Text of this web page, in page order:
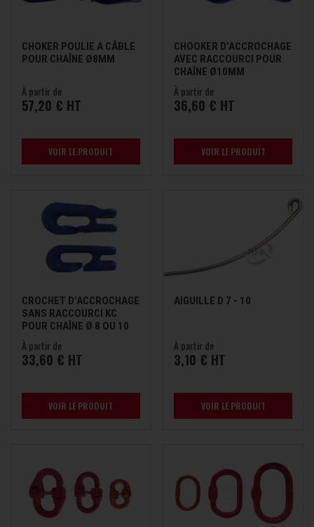
CHOKER POULIE A CÂBLE
POUR CHAÎNE Ø8MM
À partir de
57,20 € HT
VOIR LE PRODUIT
CHOOKER D’ACCROCHAGE
AVEC RACCOURCI POUR
CHAÎNE Ø10MM
À partir de
36,60 € HT
VOIR LE PRODUIT
CROCHET D’ACCROCHAGE
SANS RACCOURCI KC
POUR CHAÎNE Ø 8 OU 10
MM
À partir de
33,60 € HT
VOIR LE PRODUIT
AIGUILLE D 7 - 10
À partir de
3,10 € HT
VOIR LE PRODUIT